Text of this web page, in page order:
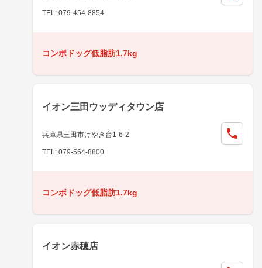
TEL: 079-454-8854
コンボドッグ低脂肪1.7kg
イオン三田ウッディタウン店
兵庫県三田市けやき台1-6-2
TEL: 079-564-8800
コンボドッグ低脂肪1.7kg
イオン赤穂店